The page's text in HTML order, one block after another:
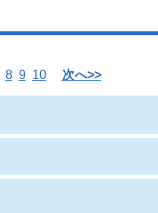
8 9 10 次へ>>